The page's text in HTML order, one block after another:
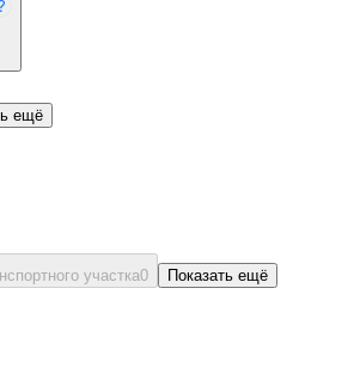
ещё
участка0 Показать ещё